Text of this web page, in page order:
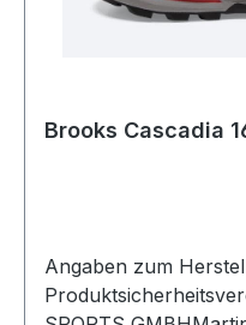
Brooks Cascadia
Angaben zum